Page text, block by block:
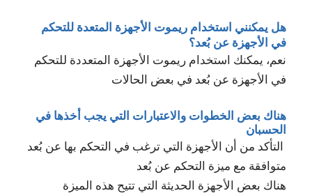
هل يمكنني استخدام ريموت الأجهزة المتعدة للتحكم
في الأجهزة عن بُعد؟
نعم، يمكنك استخدام ريموت الأجهزة المتعددة للتحكم
في الأجهزة عن بُعد في بعض الحالات
هناك بعض الخطوات والاعتبارات التي يجب أخذها في
الحسبان
التأكد من أن الأجهزة التي ترغب في التحكم بها عن بُعد
متوافقة مع ميزة التحكم عن بُعد
هناك بعض الأجهزة الحديثة التي تتيح هذه الميزة